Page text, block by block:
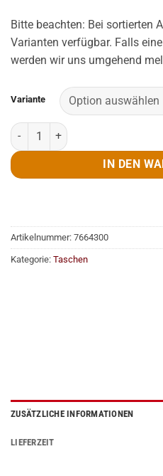
Bitte beachten: Bei sortierten
Varianten verfügbar. Falls
werden wir uns umgehend
Variante
iPad, Hülle, Samia, 21 x 27 cm,
IN DEN
Artikelnummer: 7664300
Kategorie: Taschen
ZUSÄTZLICHE INFORMATIONEN
LIEFERZEIT